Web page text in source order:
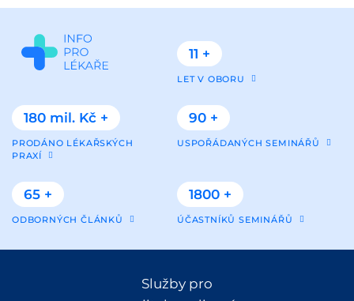
11 +
LET V OBORU
180 mil. Kč +
PRODÁNO LÉKAŘSKÝCH
PRAXÍ
90 +
USPOŘÁDANÝCH SEMINÁŘŮ
65 +
ODBORNÝCH ČLÁNKŮ
1800 +
ÚČASTNÍKŮ SEMINÁŘŮ
Služby pro